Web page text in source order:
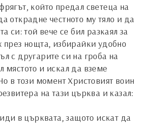
който предал светеца на
открадне честното му тяло и да
си: той вече се бил разкаял за
през нощта, избирайки удобно
с другарите си на гроба на
мястото и искал да вземе
в този момент Христовият воин
на тази църква и казал:
в църквата, защото искат да